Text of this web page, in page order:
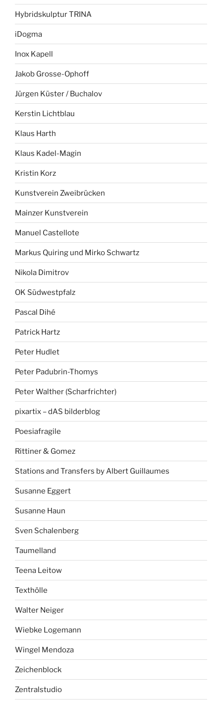
Hybridskulptur TRINA
iDogma
Inox Kapell
Jakob Grosse-Ophoff
Jürgen Küster / Buchalov
Kerstin Lichtblau
Klaus Harth
Klaus Kadel-Magin
Kristin Korz
Kunstverein Zweibrücken
Mainzer Kunstverein
Manuel Castellote
Markus Quiring und Mirko Schwartz
Nikola Dimitrov
OK Südwestpfalz
Pascal Dihé
Patrick Hartz
Peter Hudlet
Peter Padubrin-Thomys
Peter Walther (Scharfrichter)
pixartix – dAS bilderblog
Poesiafragile
Rittiner & Gomez
Stations and Transfers by Albert Guillaumes
Susanne Eggert
Susanne Haun
Sven Schalenberg
Taumelland
Teena Leitow
Texthölle
Walter Neiger
Wiebke Logemann
Wingel Mendoza
Zeichenblock
Zentralstudio